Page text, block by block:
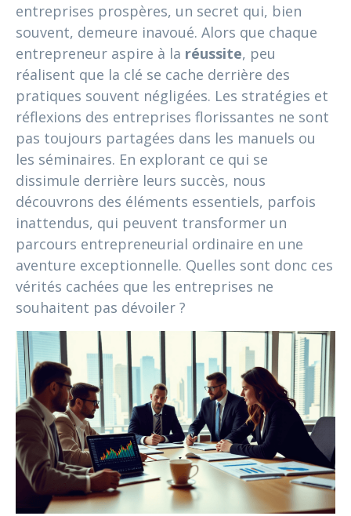
entreprises prospères, un secret qui, bien
souvent, demeure inavoué. Alors que chaque
entrepreneur aspire à la réussite, peu
réalisent que la clé se cache derrière des
pratiques souvent négligées. Les stratégies et
réflexions des entreprises florissantes ne sont
pas toujours partagées dans les manuels ou
les séminaires. En explorant ce qui se
dissimule derrière leurs succès, nous
découvrons des éléments essentiels, parfois
inattendus, qui peuvent transformer un
parcours entrepreneurial ordinaire en une
aventure exceptionnelle. Quelles sont donc ces
vérités cachées que les entreprises ne
souhaitent pas dévoiler ?